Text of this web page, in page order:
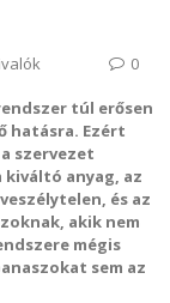
0
túl erősen
hatásra. Ezért
szervezet
kiváltó anyag, az
és az
akik nem
mégis
sem az